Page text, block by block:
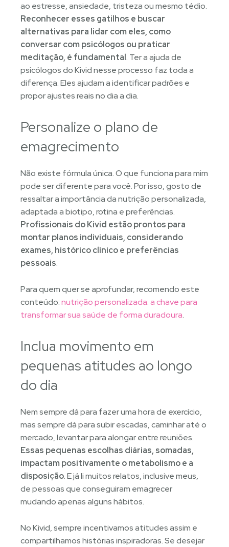
ao estresse, ansiedade, tristeza ou mesmo tédio.
Reconhecer esses gatilhos e buscar
alternativas para lidar com eles, como
conversar com psicólogos ou praticar
meditação, é fundamental. Ter a ajuda de
psicólogos do Kivid nesse processo faz toda a
diferença. Eles ajudam a identificar padrões e
propor ajustes reais no dia a dia.
Personalize o plano de
emagrecimento
Não existe fórmula única. O que funciona para mim
pode ser diferente para você. Por isso, gosto de
ressaltar a importância da nutrição personalizada,
adaptada a biotipo, rotina e preferências.
Profissionais do Kivid estão prontos para
montar planos individuais, considerando
exames, histórico clínico e preferências
pessoais.
Para quem quer se aprofundar, recomendo este
conteúdo:nutrição personalizada: a chave para
transformar sua saúde de forma duradoura.
Inclua movimento em
pequenas atitudes ao longo
do dia
Nem sempre dá para fazer uma hora de exercício,
mas sempre dá para subir escadas, caminhar até o
mercado, levantar para alongar entre reuniões.
Essas pequenas escolhas diárias, somadas,
impactam positivamente o metabolismo e a
disposição. E já li muitos relatos, inclusive meus,
de pessoas que conseguiram emagrecer
mudando apenas alguns hábitos.
No Kivid, sempre incentivamos atitudes assim e
compartilhamos histórias inspiradoras. Se desejar